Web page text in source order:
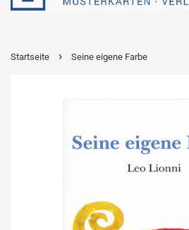
Startseite › Seine eigene Farbe